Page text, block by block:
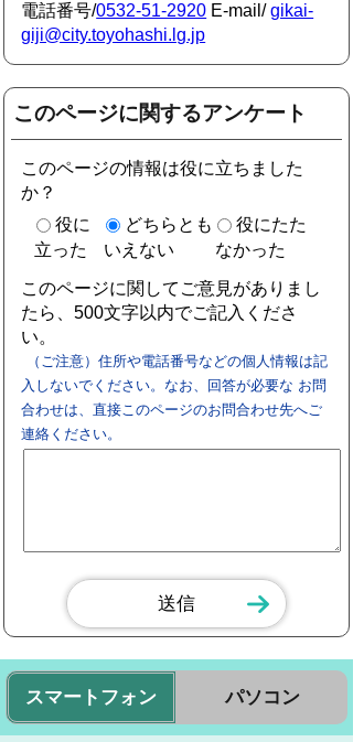
電話番号/0532-51-2920 E-mail/gikai-
giji@city.toyohashi.lg.jp
このページに関するアンケート
このページの情報は役に立ちました
か？
役に
立った
どちらとも
いえない
役にたた
なかった
このページに関してご意見がありまし
たら、500文字以内でご記入くださ
い。
（ご注意）住所や電話番号などの個人情報は記
入しないでください。なお、回答が必要な お問
合わせは、直接このページのお問合わせ先へご
連絡ください。
スマートフォン パソコン